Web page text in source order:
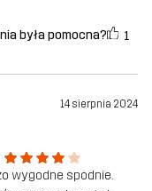
była pomocna? 1
14 sierpnia 2024
wygodne spodnie.